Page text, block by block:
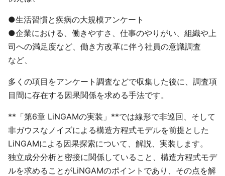
●生活習慣と疾病の大規模アンケート
●企業における、働きやすさ、仕事のやりがい、組織や上
司への満足度など、働き方改革に伴う社員の意識調査
など、
多くの項目をアンケート調査などで収集した後に、調査項
目間に存在する因果関係を求める手法です。
**「第6章 LiNGAMの実装」**では線形で非巡回、そして
非ガウスなノイズによる構造方程式モデルを前提とした
LiNGAMによる因果探索について、解説、実装します。
独立成分分析と密接に関係していること、構造方程式モデ
ルを求めることがLiNGAMのポイントであり、その点を解